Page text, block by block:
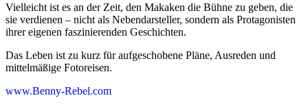
Vielleicht ist es an der Zeit, den Makaken die Bühne zu geben, die
sie verdienen – nicht als Nebendarsteller, sondern als Protagonisten
ihrer eigenen faszinierenden Geschichten.
Das Leben ist zu kurz für aufgeschobene Pläne, Ausreden und
mittelmäßige Fotoreisen.
www.Benny-Rebel.com